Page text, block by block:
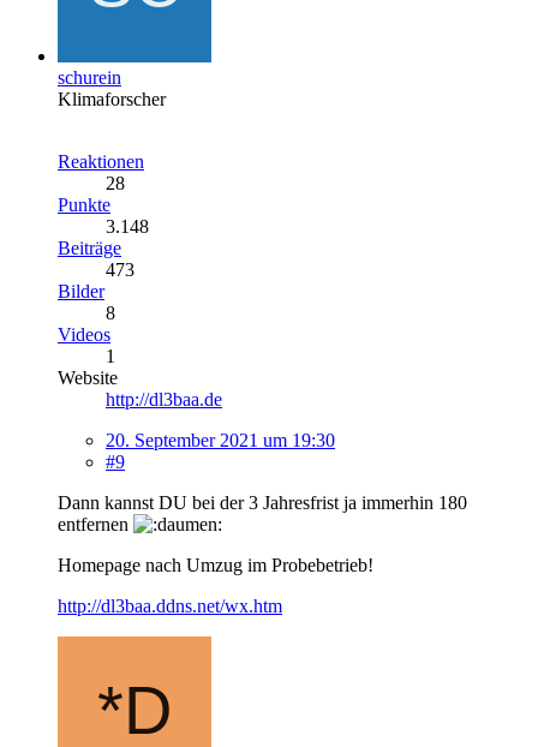
schurein
Klimaforscher
Reaktionen
28
Punkte
3.148
Beiträge
473
Bilder
8
Videos
1
Website
http://dl3baa.de
20. September 2021 um 19:30
#9
Dann kannst DU bei der 3 Jahresfrist ja immerhin 180
entfernen
Homepage nach Umzug im Probebetrieb!
http://dl3baa.ddns.net/wx.htm